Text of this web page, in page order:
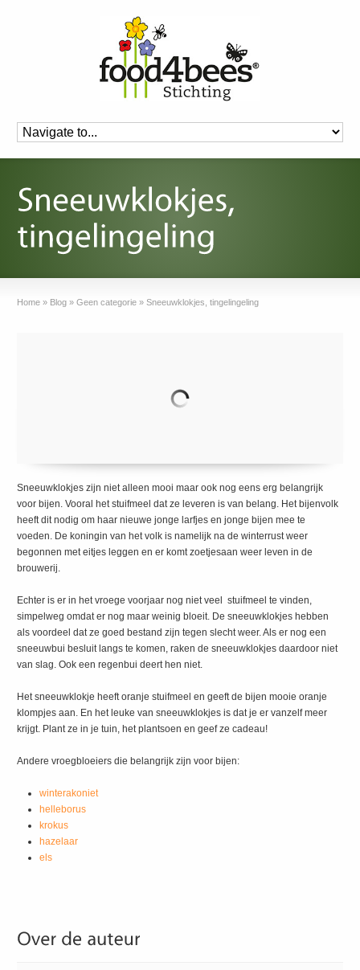
Home » Blog » Geen categorie » Sneeuwklokjes, tingelingeling
Sneeuwklokjes zijn niet alleen mooi maar ook nog eens erg belangrijk
voor bijen. Vooral het stuifmeel dat ze leveren is van belang. Het bijenvolk
heeft dit nodig om haar nieuwe jonge larfjes en jonge bijen mee te
voeden. De koningin van het volk is namelijk na de winterrust weer
begonnen met eitjes leggen en er komt zoetjesaan weer leven in de
brouwerij.
Echter is er in het vroege voorjaar nog niet veel stuifmeel te vinden,
simpelweg omdat er nog maar weinig bloeit. De sneeuwklokjes hebben
als voordeel dat ze goed bestand zijn tegen slecht weer. Als er nog een
sneeuwbui besluit langs te komen, raken de sneeuwklokjes daardoor niet
van slag. Ook een regenbui deert hen niet.
Het sneeuwklokje heeft oranje stuifmeel en geeft de bijen mooie oranje
klompjes aan. En het leuke van sneeuwklokjes is dat je er vanzelf meer
krijgt. Plant ze in je tuin, het plantsoen en geef ze cadeau!
Andere vroegbloeiers die belangrijk zijn voor bijen:
winterakoniet
helleborus
krokus
hazelaar
els